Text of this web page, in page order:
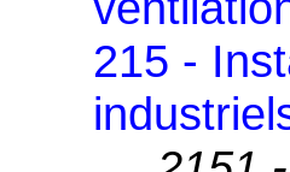
215 -